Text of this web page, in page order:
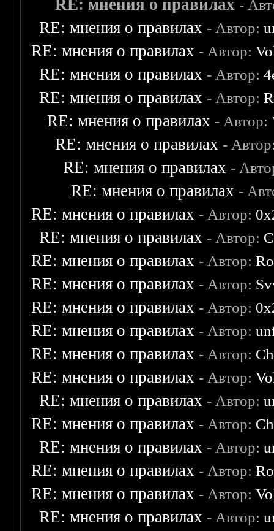
RE: мнения о правилах -
RE: мнения о правилах - Автор:
RE: мнения о правилах - Автор:
RE: мнения о правилах - Автор:
RE: мнения о правилах - Автор:
RE: мнения о правилах - Автор:
RE: мнения о правилах -
RE: мнения о правилах -
RE: мнения о правилах -
RE: мнения о правилах - Автор:
RE: мнения о правилах - Автор:
RE: мнения о правилах - Автор:
RE: мнения о правилах - Автор:
RE: мнения о правилах - Автор:
RE: мнения о правилах - Автор:
RE: мнения о правилах - Автор:
RE: мнения о правилах - Автор:
RE: мнения о правилах - Автор:
RE: мнения о правилах - Автор:
RE: мнения о правилах - Автор:
RE: мнения о правилах - Автор:
RE: мнения о правилах - Автор:
RE: мнения о правилах - Автор: